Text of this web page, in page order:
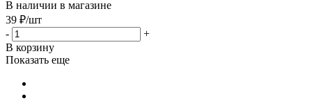
В наличии в магазине
39 ₽/шт
-
+
В корзину
Показать еще